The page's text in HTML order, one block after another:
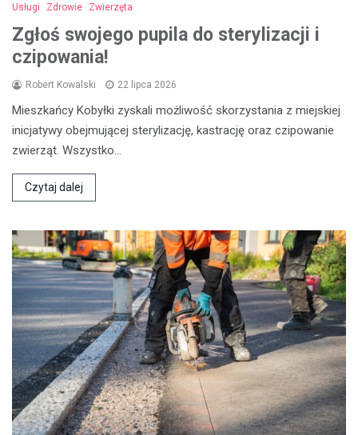
Usługi Zdrowie Zwierzęta
Zgłoś swojego pupila do sterylizacji i
czipowania!
Robert Kowalski 22 lipca 2026
Mieszkańcy Kobyłki zyskali możliwość skorzystania z miejskiej
inicjatywy obejmującej sterylizację, kastrację oraz czipowanie
zwierząt. Wszystko…
Czytaj dalej